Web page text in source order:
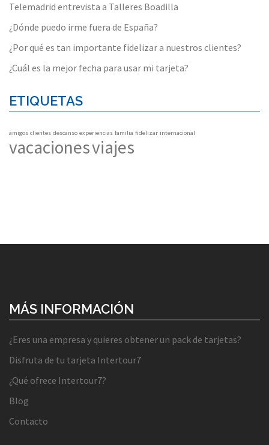
Telemadrid entrevista a Talleres Boadilla
¿Dónde puedo irme fuera de España?
¿Por qué es tan importante fidelizar a nuestros clientes?
¿Cuál es la mejor fecha para usar mi tarjeta?
ETIQUETAS
amigos clientes descanso experiencias familia fidelizar internacional
vacacionesviajes
MÁS INFORMACIÓN
¿Eres una empresa y quieres obtener un pack de tarjetas?
Disfruta de tu tarjeta Intertour7
¿Qué ofrece Intertour7?
Blog
Contacto